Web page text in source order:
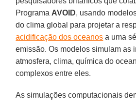
Programa AVOID, usando
do clima global para projetar a
acidificação dos oceanos a uma
emissão. Os modelos simulam as
atmosfera, clima, química do
complexos entre eles.
As simulações computacionais